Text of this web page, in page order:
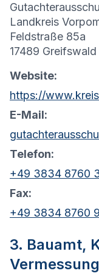
Landkreis
Feldstraße 85a
17489 Greifswald
Website:
E-Mail:
Telefon:
+49 3834 8760
Fax:
+49 3834 8760
3. Bauamt,